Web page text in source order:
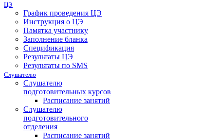
ЦЭ
График проведения ЦЭ
Инструкция о ЦЭ
Памятка участнику
Заполнение бланка
Спецификация
Результаты ЦЭ
Результаты по SMS
Слушателю
Слушателю
подготовительных курсов
Расписание занятий
Слушателю
подготовительного
отделения
Расписание занятий